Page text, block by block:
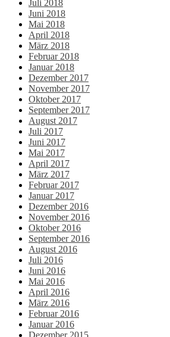
Juli 2018
Juni 2018
Mai 2018
April 2018
März 2018
Februar 2018
Januar 2018
Dezember 2017
November 2017
Oktober 2017
September 2017
August 2017
Juli 2017
Juni 2017
Mai 2017
April 2017
März 2017
Februar 2017
Januar 2017
Dezember 2016
November 2016
Oktober 2016
September 2016
August 2016
Juli 2016
Juni 2016
Mai 2016
April 2016
März 2016
Februar 2016
Januar 2016
Dezember 2015